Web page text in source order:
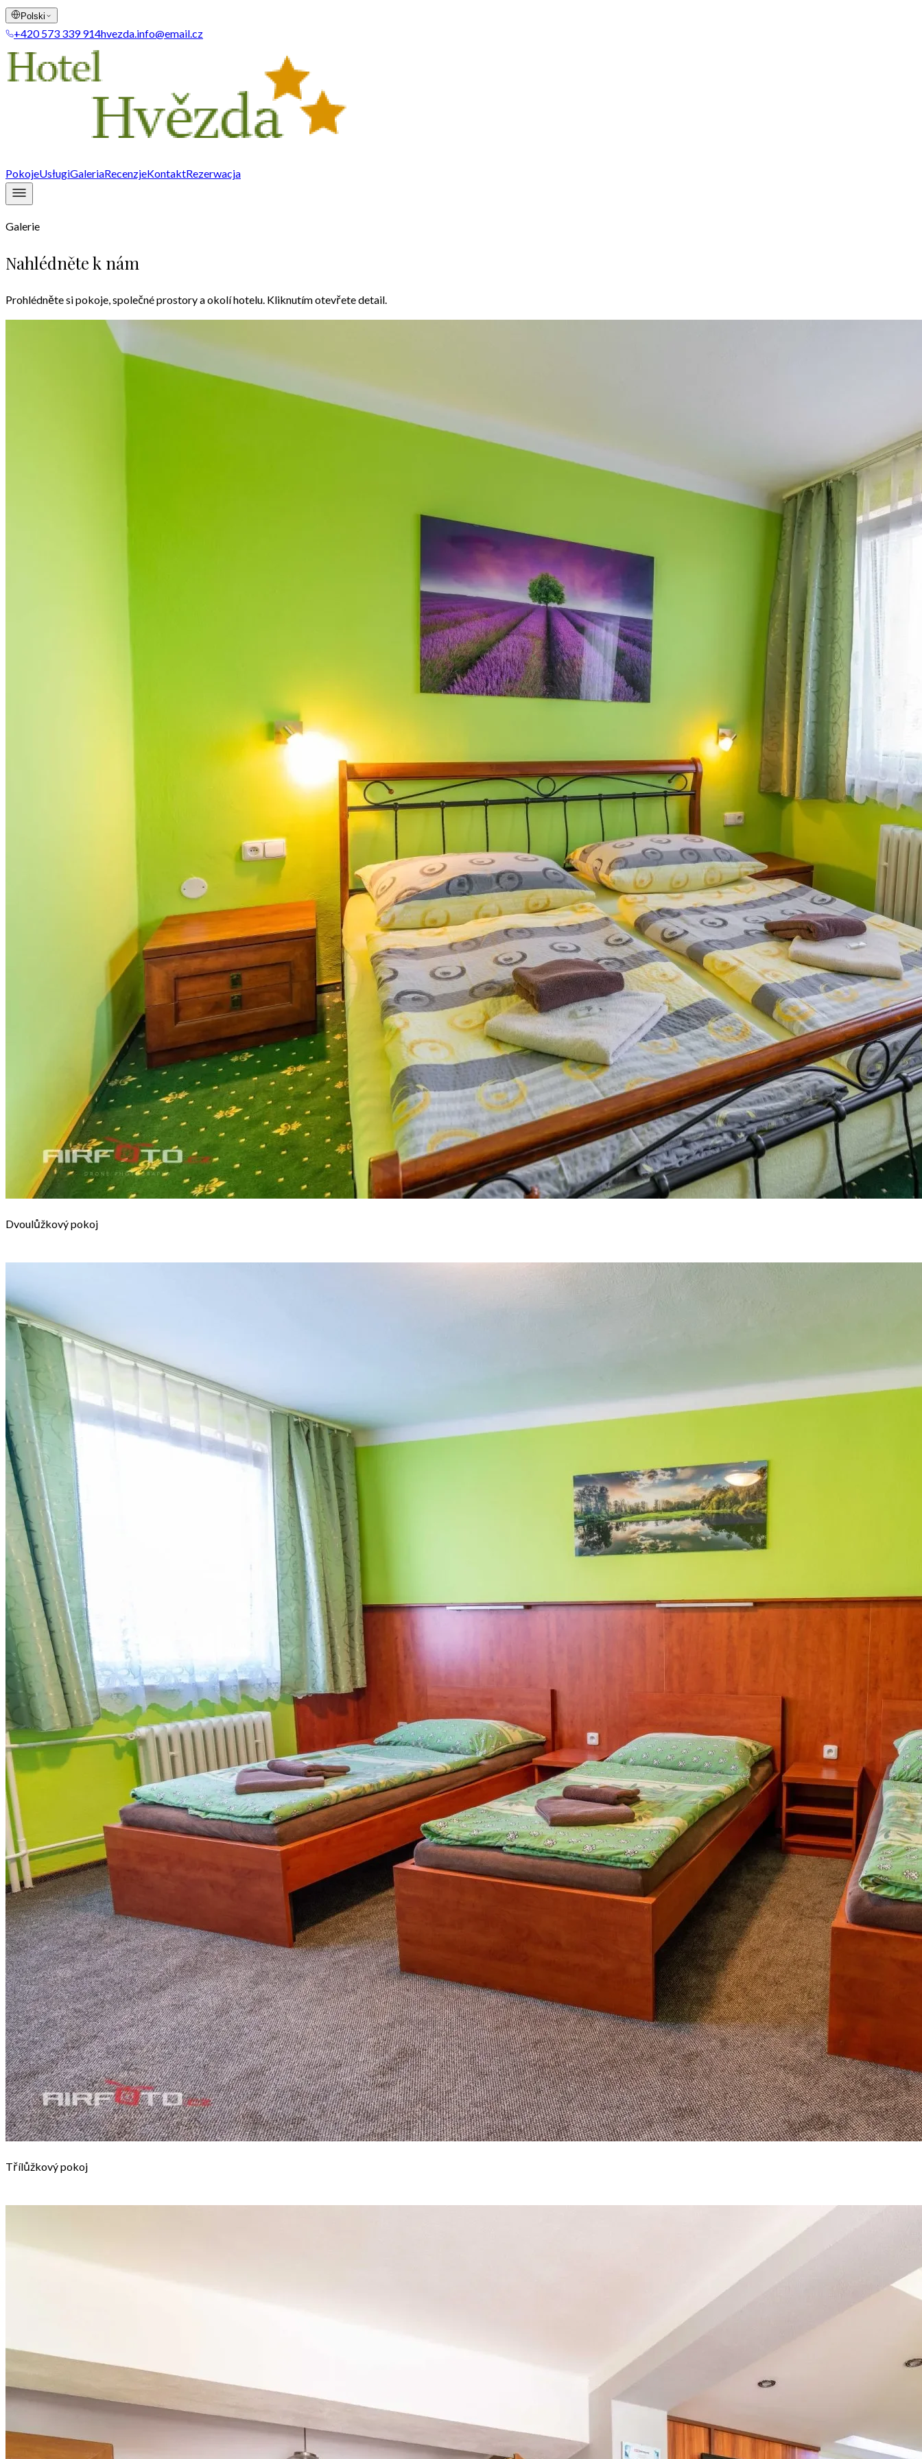
Polski
+420 573 339 914hvezda.info@email.cz
PokojeUsługiGaleriaRecenzjeKontaktRezerwacja
Galerie
Nahlédněte k nám
Prohlédněte si pokoje, společné prostory a okolí hotelu. Kliknutím otevřete detail.
Dvoulůžkový pokoj
Třílůžkový pokoj